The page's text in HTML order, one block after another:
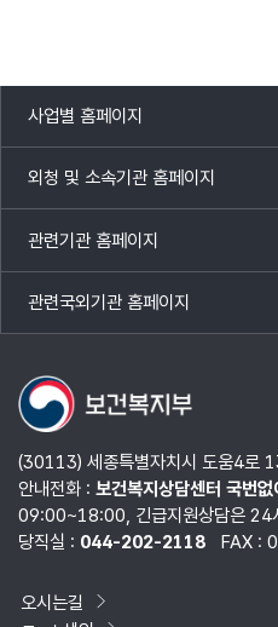
사업별 홈페이지
목록
열기
외청 및 소속기관 홈페이지
목록
열기
관련기관 홈페이지
목록
열기
관련국외기관 홈페이지
목록
열기
(30113) 세종특별자치시 도움4로
안내전화 : 보건복지상담센터 국번
09:00~18:00, 긴급지원상담은 24
당직실 : 044-202-2118 FAX :
오시는길